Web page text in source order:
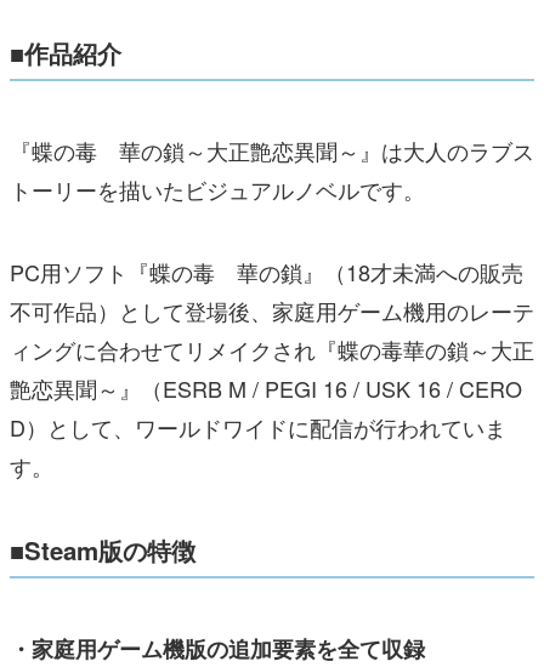
■作品紹介
『蝶の毒 華の鎖～大正艶恋異聞～』は大人のラブス
トーリーを描いたビジュアルノベルです。
PC用ソフト『蝶の毒 華の鎖』（18才未満への販売
不可作品）として登場後、家庭用ゲーム機用のレーテ
ィングに合わせてリメイクされ『蝶の毒華の鎖～大正
艶恋異聞～』（ESRB M / PEGI 16 / USK 16 / CERO
D）として、ワールドワイドに配信が行われていま
す。
■Steam版の特徴
・家庭用ゲーム機版の追加要素を全て収録